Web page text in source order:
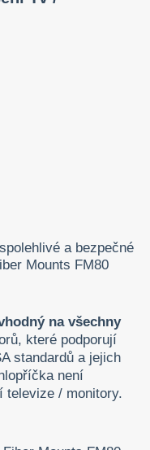
na všechny
které podporují
standardů a jejich
není
televize / monitory.